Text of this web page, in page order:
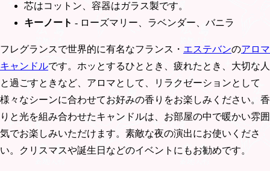
芯はコットン、容器はガラス製です。
キーノート - ローズマリー、ラベンダー、バニラ
フレグランスで世界的に有名なフランス・ エステバンのアロマ
キャンドルです。ホッとするひととき、疲れたとき、大切な人
と過ごすときなど、アロマとして、リラクゼーションとして
様々なシーンに合わせてお好みの香りをお楽しみください。香
りと光を組み合わせたキャンドルは、お部屋の中で暖かい雰囲
気でお楽しみいただけます。素敵な夜の演出にお使いくださ
い。クリスマスや誕生日などのイベントにもお勧めです。